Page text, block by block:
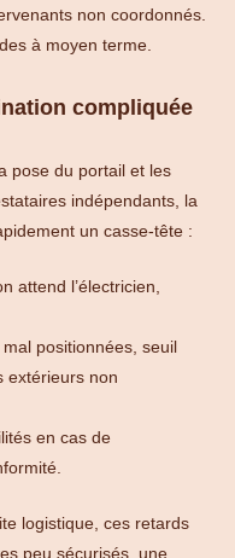
non coordonnés.
à moyen terme.
compliquée
pose du portail et les
indépendants, la
un casse-tête :
attend l’électricien,
positionnées, seuil
extérieurs non
en cas de
logistique, ces retards
peu sécurisés, une